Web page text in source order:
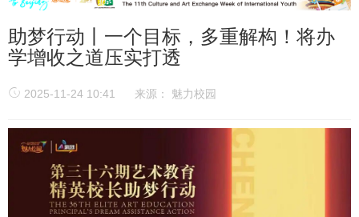
助梦行动丨一个目标，多重解构！将办
学增收之道压实打透
2025-11-24 10:41 来源： 魅力校园